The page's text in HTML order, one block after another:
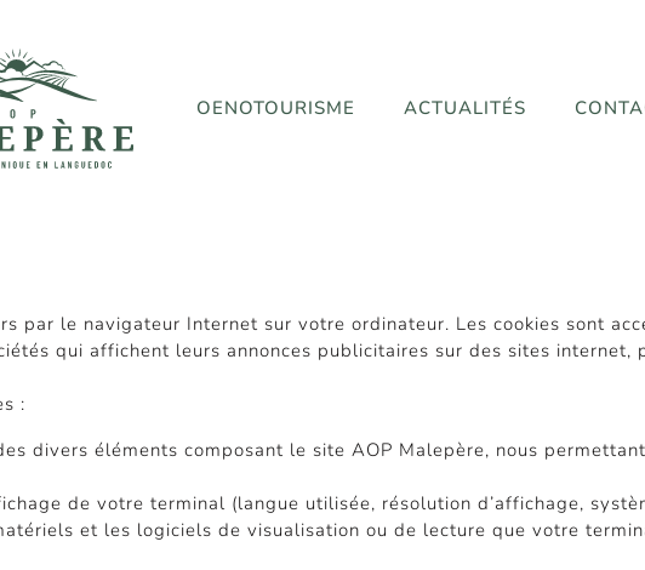
OENOTOURISME ACTUALITÉS
par le navigateur Internet sur votre ordinateur. Les cookies sont
qui affichent leurs annonces publicitaires sur des sites internet,
:
divers éléments composant le site AOP Malepère, nous permettant
de votre terminal (langue utilisée, résolution d’affichage,
et les logiciels de visualisation ou de lecture que votre